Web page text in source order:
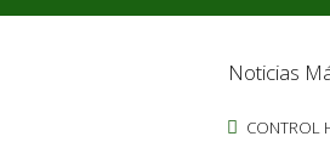
Noticias
CONTROL